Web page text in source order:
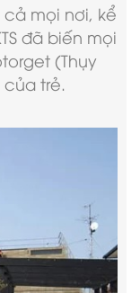
mọi nơi, kể
đã biến mọi
(Thụy
trẻ.